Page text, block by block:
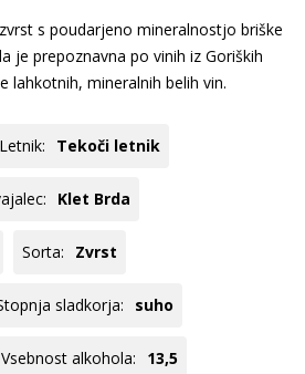
s poudarjeno mineralnostjo briške
je prepoznavna po vinih iz Goriških
lahkotnih, mineralnih belih vin.
Letnik: Tekoči letnik
Klet Brda
Sorta: Zvrst
sladkorja: suho
Vsebnost alkohola: 13,5